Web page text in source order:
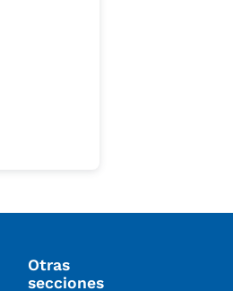
Otras
secciones